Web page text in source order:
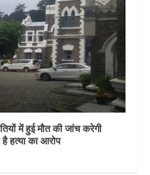
में हुई मौत की जांच करेगी
हत्या का आरोप